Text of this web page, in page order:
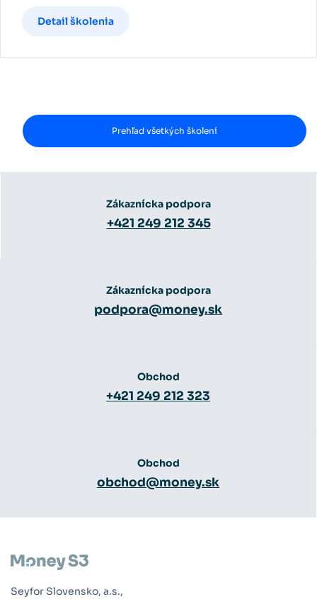
Detail školenia
Prehľad všetkých školení
Zákaznícka podpora
+421 249 212 345
Zákaznícka podpora
podpora@money.sk
Obchod
+421 249 212 323
Obchod
obchod@money.sk
Seyfor Slovensko, a.s.,